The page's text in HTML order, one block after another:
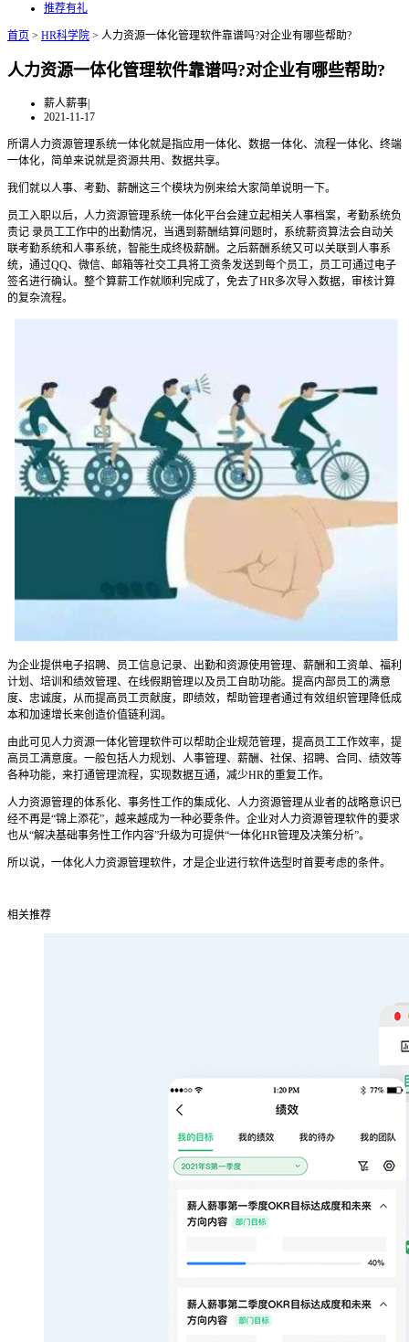
推荐有礼
首页 > HR科学院 > 人力资源一体化管理软件靠谱吗?对企业有哪些帮助?
人力资源一体化管理软件靠谱吗?对企业有哪些帮助?
薪人薪事|
2021-11-17
所谓人力资源管理系统一体化就是指应用一体化、数据一体化、流程一体化、终端
一体化，简单来说就是资源共用、数据共享。
我们就以人事、考勤、薪酬这三个模块为例来给大家简单说明一下。
员工入职以后，人力资源管理系统一体化平台会建立起相关人事档案，考勤系统负
责记 录员工工作中的出勤情况，当遇到薪酬结算问题时，系统薪资算法会自动关
联考勤系统和人事系统，智能生成终极薪酬。 之后薪酬系统又可以关联到人事系
统，通过QQ、微信、邮箱等社交工具将工资条发送到每个员工，员工可通过电子
签名进行确认。整个算薪工作就顺利完成了，免去了HR多次导入数据，审核计算
的复杂流程。
为企业提供电子招聘、员工信息记录、出勤和资源使用管理、薪酬和工资单、福利
计划、培训和绩效管理、在线假期管理以及员工自助功能。 提高内部员工的满意
度、忠诚度，从而提高员工贡献度，即绩效，帮助管理者通过有效组织管理降低成
本和加速增长来创造价值链利润。
由此可见人力资源一体化管理软件可以帮助企业规范管理，提高员工工作效率，提
高员工满意度。一般包括人力规划、人事管理、薪酬、社保、招聘、合同、绩效等
各种功能，来打通管理流程，实现数据互通，减少HR的重复工作。
人力资源管理的体系化、事务性工作的集成化、人力资源管理从业者的战略意识已
经不再是“锦上添花”，越来越成为一种必要条件。企业对人力资源管理软件的要求
也从“解决基础事务性工作内容”升级为可提供“一体化HR管理及决策分析”。
所以说，一体化人力资源管理软件，才是企业进行软件选型时首要考虑的条件。
相关推荐